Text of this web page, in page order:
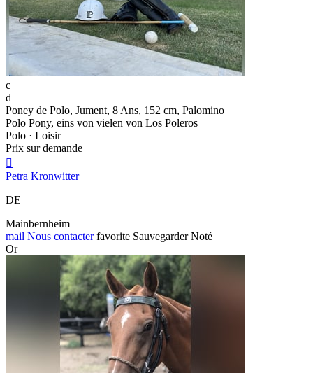
c
d
Poney de Polo, Jument, 8 Ans, 152 cm, Palomino
Polo Pony, eins von vielen von Los Poleros
Polo · Loisir
Prix sur demande

Petra Kronwitter
DE
Mainbernheim
mail Nous contacter favorite Sauvegarder Noté
Or